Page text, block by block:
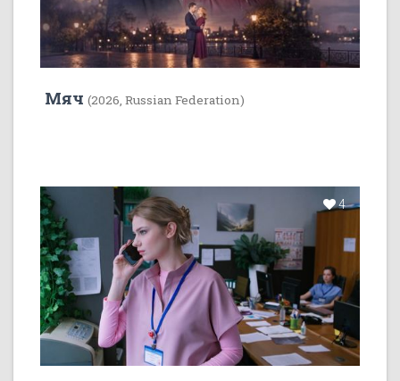
Мяч (2026, Russian Federation)
4